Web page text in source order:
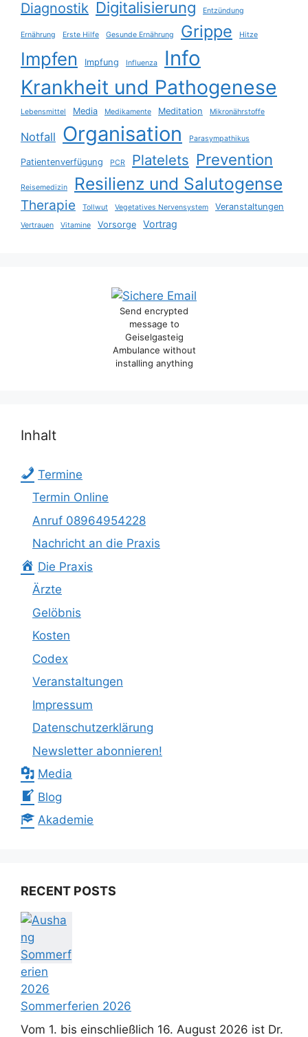
Diagnostik Digitalisierung Entzündung
Ernährung Erste Hilfe Gesunde Ernährung Grippe Hitze
Impfen Impfung Influenza Info
Krankheit und Pathogenese
Lebensmittel Media Medikamente Meditation Mikronährstoffe
Notfall Organisation Parasympathikus
Patientenverfügung PCR Platelets Prevention
Reisemedizin Resilienz und Salutogense
Therapie Tollwut Vegetatives Nervensystem Veranstaltungen
Vertrauen Vitamine Vorsorge Vortrag
Send encrypted
message to
Geiselgasteig
Ambulance without
installing anything
Inhalt
Termine
Termin Online
Anruf 08964954228
Nachricht an die Praxis
Die Praxis
Ärzte
Gelöbnis
Kosten
Codex
Veranstaltungen
Impressum
Datenschutzerklärung
Newsletter abonnieren!
Media
Blog
Akademie
RECENT POSTS
Sommerferien 2026
Vom 1. bis einschließlich 16. August 2026 ist Dr.